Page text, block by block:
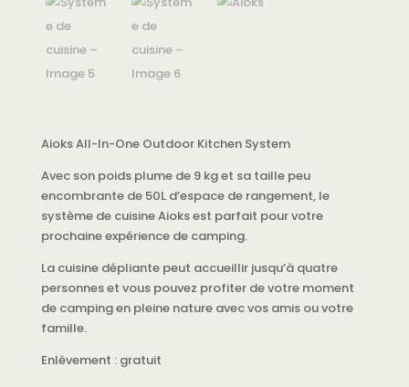
Aioks All-In-One Outdoor Kitchen System
Avec son poids plume de 9 kg et sa taille peu
encombrante de 50L d’espace de rangement, le
système de cuisine Aioks est parfait pour votre
prochaine expérience de camping.
La cuisine dépliante peut accueillir jusqu’à quatre
personnes et vous pouvez profiter de votre moment
de camping en pleine nature avec vos amis ou votre
famille.
Enlèvement : gratuit